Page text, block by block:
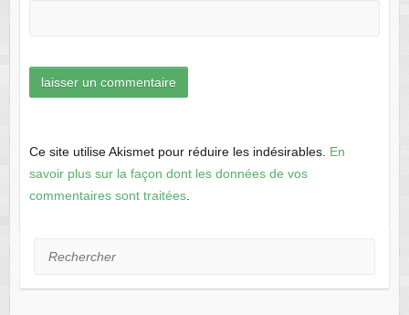
Ce site utilise Akismet pour réduire les indésirables. En
savoir plus sur la façon dont les données de vos
commentaires sont traitées.
Rechercher